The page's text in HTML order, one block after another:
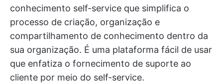
conhecimento self-service que simplifica o
processo de criação, organização e
compartilhamento de conhecimento dentro da
sua organização. É uma plataforma fácil de usar
que enfatiza o fornecimento de suporte ao
cliente por meio do self-service.